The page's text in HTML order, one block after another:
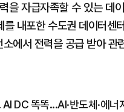
을 자급자족할 수 있는 데
내포한 수도권 데이터
에서 전력을 공급 받아 관
DC 똑똑...AI·반도체·에너